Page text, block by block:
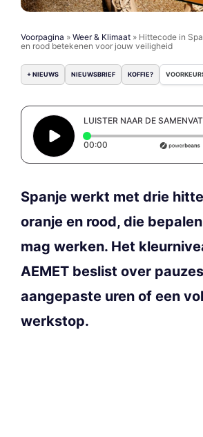
Voorpagina » Weer & Klimaat » Hittecode in
en rood betekenen voor jouw veiligheid
+ NIEUWS NIEUWSBRIEF KOFFIE?
LUISTER NAAR DE
00:00 Elapsed time: 0 seconds
Spanje werkt met drie
oranje en rood, die
mag werken. Het
AEMET beslist over
aangepaste uren of een
werkstop.